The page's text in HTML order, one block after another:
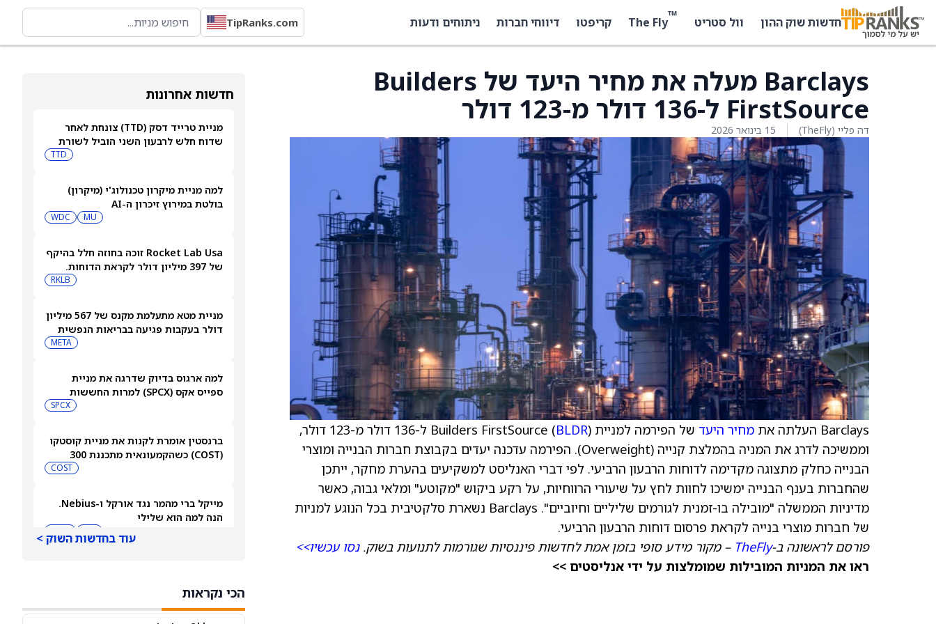
חדשות שוק ההון וול סטריט ™
The Fly קריפטו דיווחי חברות ניתוחים ודעות TipRanks.com
חדשות אחרונות
מניית טרייד דסק (TTD) צונחת לאחר
שדוח חלש לרבעון השני הוביל לשורת
TTD
למה מניית מיקרון טכנולוג'י (מיקרון)
בולטת במירוץ זיכרון ה-AI
MU
WDC
Rocket Lab Usa זוכה בחוזה חלל בהיקף
של 397 מיליון דולר לקראת הדוחות.
האם מכירות גדולות יספיקו כדי להגיעRKLB
מניית מטא מתעלמת מקנס של 567 מיליון
דולר בעקבות פגיעה בבריאות הנפשית
META
למה ארגוס בדיוק שדרגה את מניית
ספייס אקס (SPCX) למרות החששות
SPCX
ברנסטין אומרת לקנות את מניית קוסטקו
(COST) כשהקמעונאית מתכננת 300
COST
מייקל ברי מהמר נגד אורקל ו-Nebius.
הנה למה הוא שלילי
התפרצות מחלה שמקורה במזון
עוד בחדשות השוק >
הכי נקראות
Barclays מעלה את מחיר היעד של Builders
FirstSource ל-136 דולר מ-123 דולר
דה פליי (TheFly) 15 בינואר 2026
Barclays העלתה את מחיר היעד של הפירמה למניית Builders FirstSource ( BLDR
) ל-136 דולר מ-123 דולר,
וממשיכה לדרג את המניה בהמלצת קנייה (Overweight). הפירמה עדכנה יעדים בקבוצת חברות הבנייה ומוצרי
הבנייה כחלק מתצוגה מקדימה לדוחות הרבעון הרביעי. לפי דברי האנליסט למשקיעים בהערת מחקר, ייתכן
שהחברות בענף הבנייה ימשיכו לחוות לחץ על שיעורי הרווחיות, על רקע ביקוש "מקוטע" ומלאי גבוה, כאשר
מדיניות הממשלה "מובילה בו-זמנית לגורמים שליליים וחיוביים". Barclays נשארת סלקטיבית בכל הנוגע למניות
של חברות מוצרי בנייה לקראת פרסום דוחות הרבעון הרביעי.
פורסם לראשונה ב-TheFly – מקור מידע סופי בזמן אמת לחדשות פיננסיות שגורמות לתנועות בשוק.נסו עכשיו>>
ראו את המניות המובילות שמומלצות על ידי אנליסטים >>